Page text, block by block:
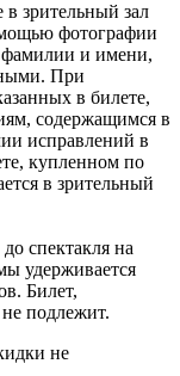
зрительный зал
фотографии
фамилии и имени,
При
в билете,
содержащимся в
исправлений в
купленном по
в зрительный
спектакля на
удерживается
Билет,
подлежит.
не